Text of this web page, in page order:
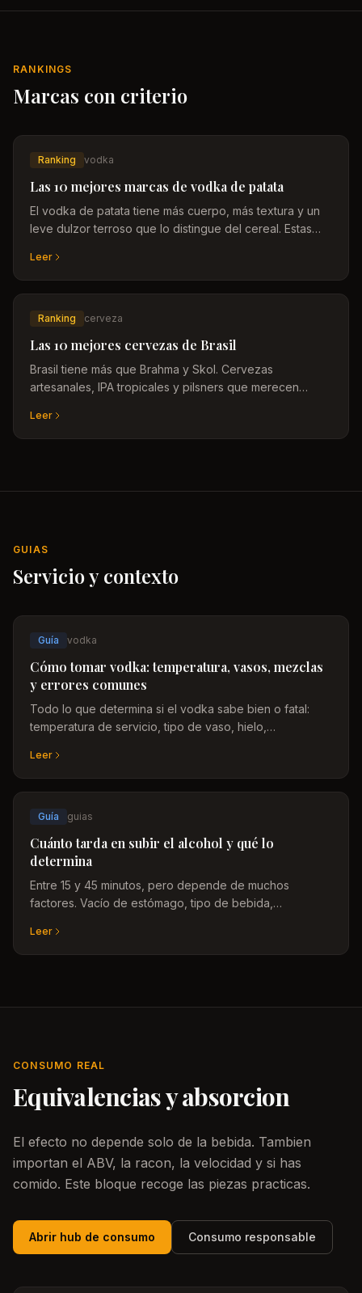
RANKINGS
Marcas con criterio
Ranking vodka
Las 10 mejores marcas de vodka de patata
El vodka de patata tiene más cuerpo, más textura y un
leve dulzor terroso que lo distingue del cereal. Estas
Leer
Ranking cerveza
Las 10 mejores cervezas de Brasil
Brasil tiene más que Brahma y Skol. Cervezas
artesanales, IPA tropicales y pilsners que merecen
Leer
GUIAS
Servicio y contexto
Guía vodka
Cómo tomar vodka: temperatura, vasos, mezclas
y errores comunes
Todo lo que determina si el vodka sabe bien o fatal:
temperatura de servicio, tipo de vaso, hielo,
cóctel.
Leer
Guía guias
Cuánto tarda en subir el alcohol y qué lo
determina
Entre 15 y 45 minutos, pero depende de muchos
factores. Vacío de estómago, tipo de bebida,
las variables explicadas.
Leer
CONSUMO REAL
Equivalencias y absorcion
El efecto no depende solo de la bebida. Tambien
importan el ABV, la racon, la velocidad y si has
comido. Este bloque recoge las piezas practicas.
Abrir hub de consumo Consumo responsable